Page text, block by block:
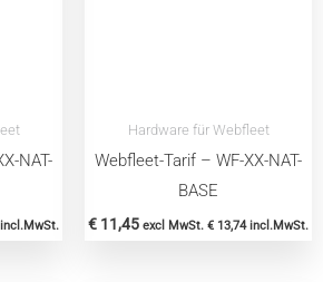
NAT-
incl.MwSt.
Hardware für Webfleet
Webfleet-Tarif – WF-XX-NAT-
BASE
€ 11,45 excl MwSt. € 13,74incl.MwSt.